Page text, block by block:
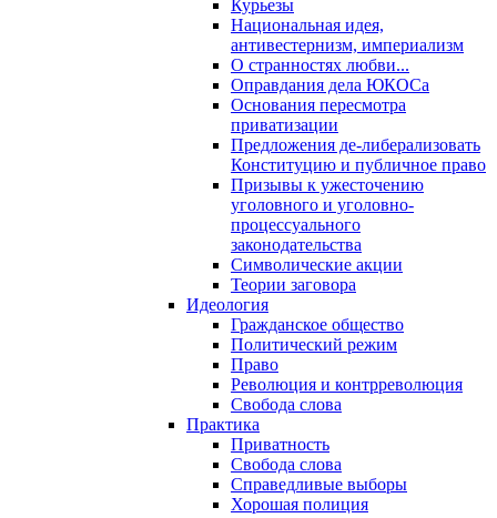
Курьезы
Национальная идея,
антивестернизм, империализм
О странностях любви...
Оправдания дела ЮКОСа
Основания пересмотра
приватизации
Предложения де-либерализовать
Конституцию и публичное право
Призывы к ужесточению
уголовного и уголовно-
процессуального
законодательства
Символические акции
Теории заговора
Идеология
Гражданское общество
Политический режим
Право
Революция и контрреволюция
Свобода слова
Практика
Приватность
Свобода слова
Справедливые выборы
Хорошая полиция